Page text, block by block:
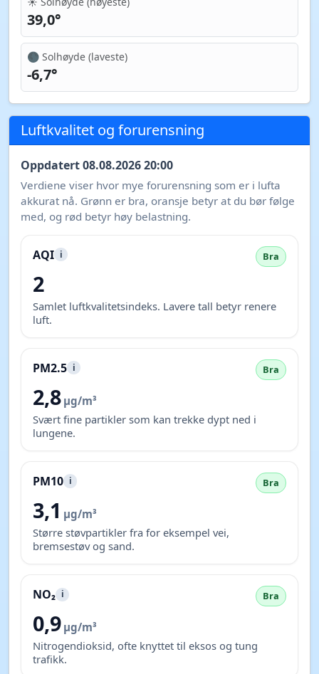
39,0°
🌑 Solhøyde (laveste)
-6,7°
Luftkvalitet og forurensning
Oppdatert 08.08.2026 20:00
Verdiene viser hvor mye forurensning som er i lufta
akkurat nå. Grønn er bra, oransje betyr at du bør følge
med, og rød betyr høy belastning.
AQI i Bra
2
Samlet luftkvalitetsindeks. Lavere tall betyr renere
luft.
PM2.5 i Bra
2,8 µg/m³
Svært fine partikler som kan trekke dypt ned i
lungene.
PM10 i Bra
3,1 µg/m³
Større støvpartikler fra for eksempel vei,
bremsestøv og sand.
NO₂ i Bra
0,9 µg/m³
Nitrogendioksid, ofte knyttet til eksos og tung
trafikk.